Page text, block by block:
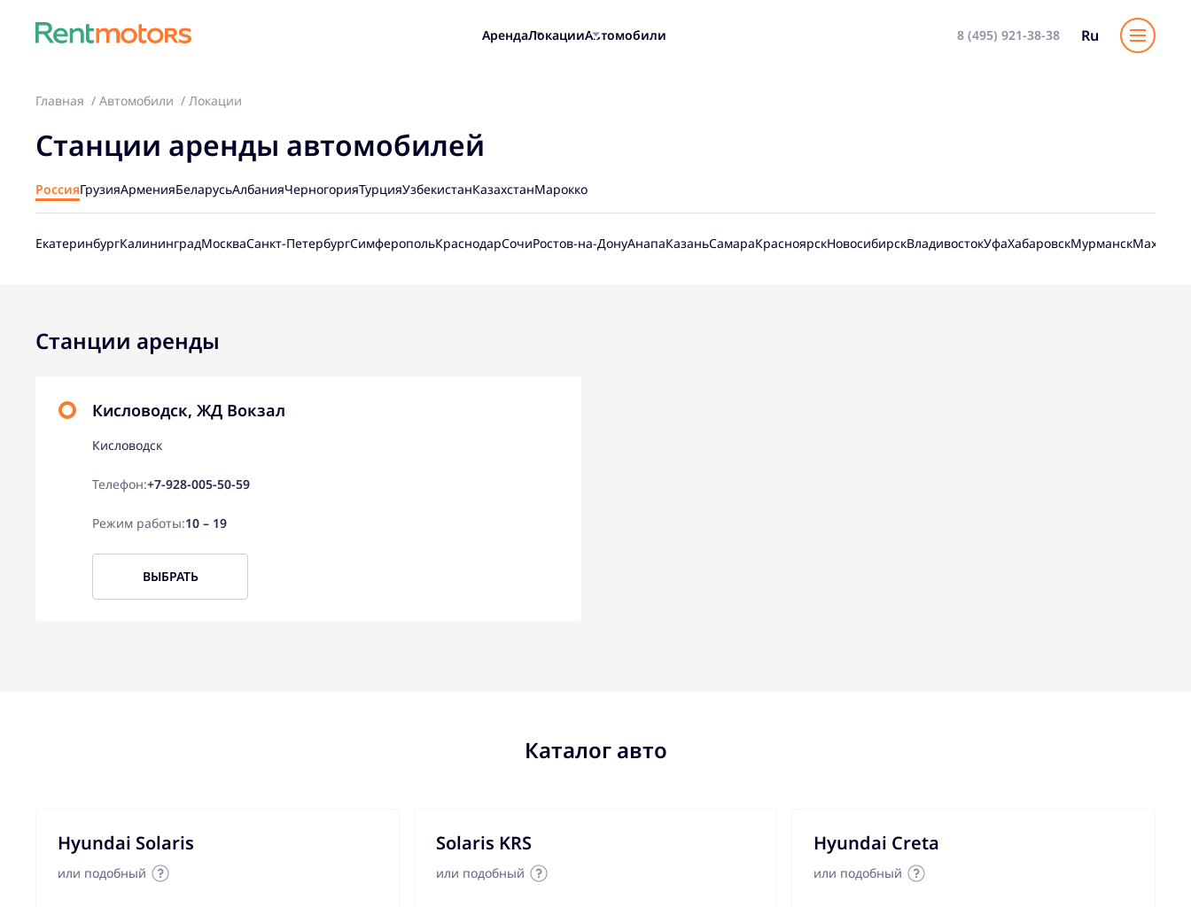
АрендаЛокацииАвтомобили 8 (495) 921-38-38 Ru
Главная Автомобили Локации
Станции аренды автомобилей
РоссияГрузияАрменияБеларусьАлбанияЧерногорияТурцияУзбекистанКазахстанМарокко
ЕкатеринбургКалининградМоскваСанкт-ПетербургСимферопольКраснодарСочиРостов-на-ДонуАнапаКазаньСамараКрасноярскНовосибирскВладивостокУфаХабаровскМурманск
Станции аренды
Кисловодск, ЖД Вокзал
Кисловодск
Телефон:+7-928-005-50-59
Режим работы:10 – 19
ВЫБРАТЬ
Каталог авто
Hyundai Solaris
или подобный
Solaris KRS
или подобный
Hyundai Creta
или подобный